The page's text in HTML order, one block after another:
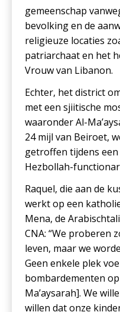
gemeenschap
bevolking en de
religieuze locaties
patriarchaat en het
Vrouw van Libanon.
Echter, het district
met een sjiitische
waaronder Al-
24 mijl van Beiroet,
getroffen tijdens
Hezbollah-
Raquel, die aan de
werkt op een
Mena, de
CNA: “We proberen
leven, maar we
Geen enkele plek
bombardementen
Ma’aysarah]. We
willen dat onze